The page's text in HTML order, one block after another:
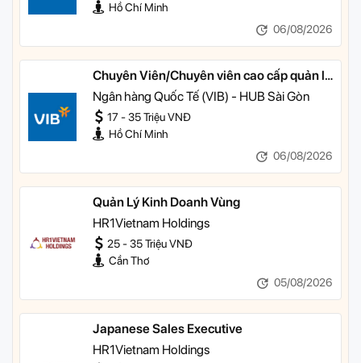
Hồ Chí Minh
06/08/2026
Chuyên Viên/Chuyên viên cao cấp quản lý
khách hàng ưu tiên
Ngân hàng Quốc Tế (VIB) - HUB Sài Gòn
17 - 35 Triệu VNĐ
Hồ Chí Minh
06/08/2026
Quản Lý Kinh Doanh Vùng
HR1Vietnam Holdings
25 - 35 Triệu VNĐ
Cần Thơ
05/08/2026
Japanese Sales Executive
HR1Vietnam Holdings